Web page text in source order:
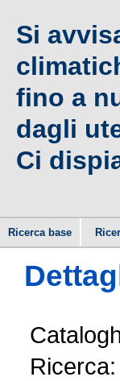
Si
fino a
dagli
Ci
Ricerca base